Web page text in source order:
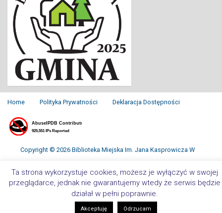
Home Polityka Prywatności Deklaracja Dostępności
Copyright © 2026 Biblioteka Miejska Im. Jana Kasprowicza W
Inowrocławiu. All Rights Reserved.
Ta strona wykorzystuje cookies, możesz je wyłączyć w swojej
przeglądarce, jednak nie gwarantujemy wtedy że serwis będzie
działał w pełni poprawnie.
Akceptuję Odrzucam